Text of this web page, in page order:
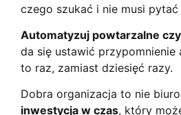
czego szukać i nie musi
Automatyzuj powtarzalne
da się ustawić przypomnienie
to raz, zamiast dziesięć razy.
Dobra organizacja to nie
inwestycja w czas, który